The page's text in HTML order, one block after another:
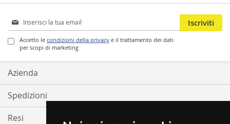
Iscriviti
alla
nostra
Newsletter:
Accetto le condizioni della privacy e il trattamento dei dati
per scopi di marketing
Iscriviti
Azienda
Spedizioni
Resi